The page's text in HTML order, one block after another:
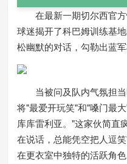
在最新一期切尔西官方
球迷揭开了科巴姆训练基
松幽默的对话，勾勒出蓝
当被问及队内气氛担当
将"最爱开玩笑"和"嗓门最
库库雷利亚。"这家伙简直
在说话，总能凭空把人逗
在更衣室中独特的活跃角色